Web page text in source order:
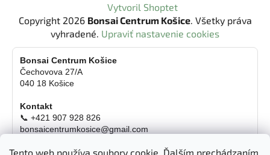
Tento web používa soubory cookie. Ďalším prechádzaním
Vytvoril Shoptet
Copyright 2026 Bonsai Centrum Košice. Všetky práva
vyhradené. Upraviť nastavenie cookies
Bonsai Centrum Košice
Čechovova 27/A
040 18 Košice
Kontakt
📞 +421 907 928 826
bonsaicentrumkosice@gmail.com